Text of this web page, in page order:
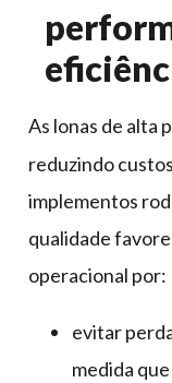
As lonas de alta
reduzindo
implementos
qualidade
operacional por:
evitar
medida